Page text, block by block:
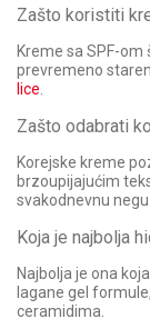
Zašto koristiti
Kreme sa SPF-
prevremeno
lice
Zašto odabrati
Korejske kreme
brzoupijajućim
svakodnevnu negu
Koja je najbolja
Najbolja je ona
lagane gel
ceramidima.